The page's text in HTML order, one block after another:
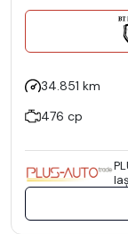
34.851 km
476 cp